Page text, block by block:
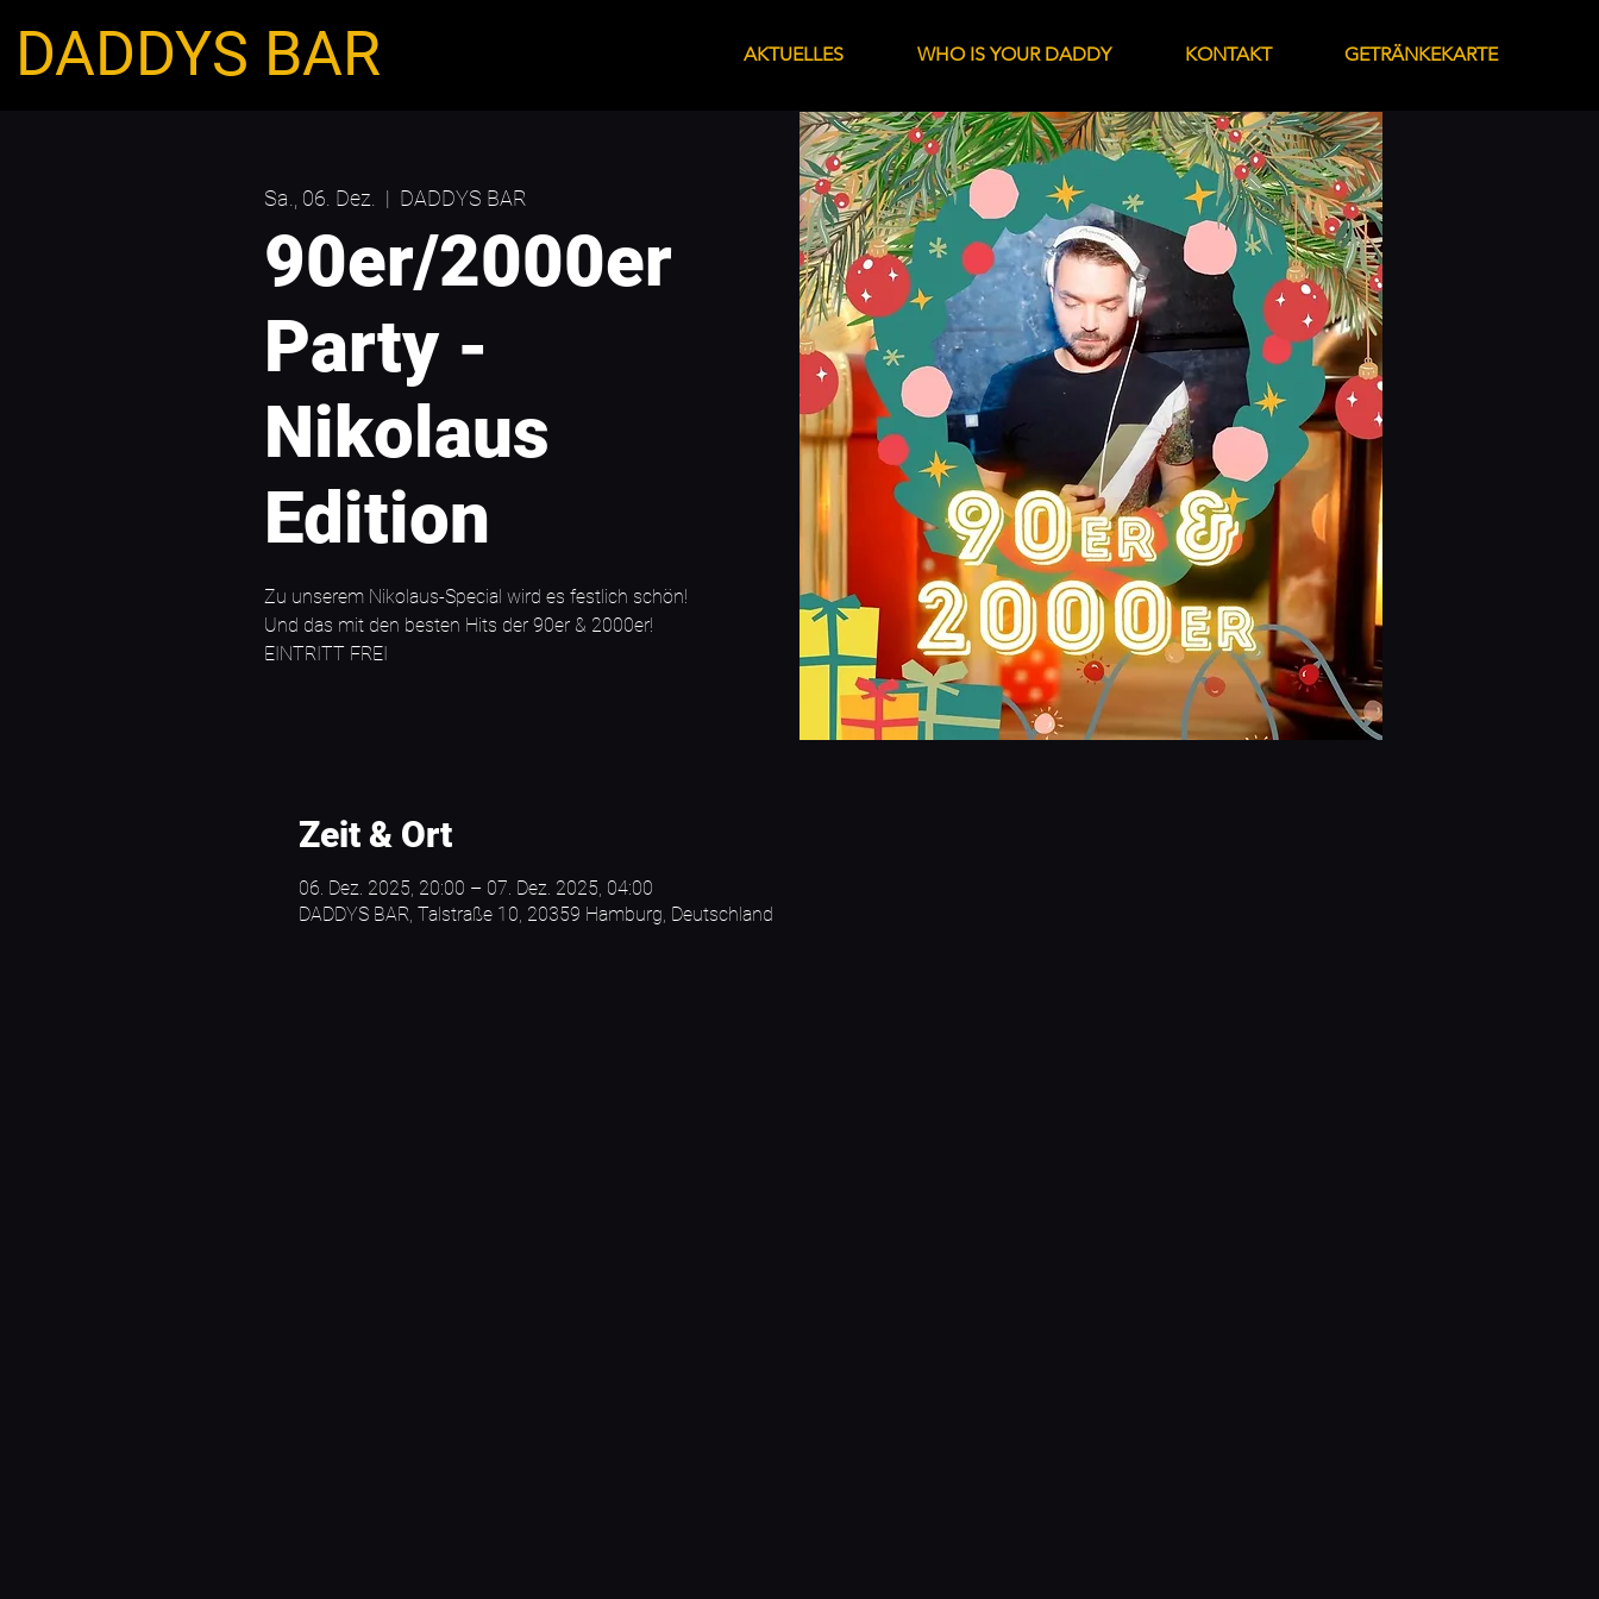
DADDYS BAR AKTUELLES WHO IS YOUR DADDY KONTAKT GETRÄNKEKARTE
Sa., 06. Dez.
  |
DADDYS BAR
90er/2000er
Party -
Nikolaus
Edition
Zu unserem Nikolaus-Special wird es festlich schön!
Und das mit den besten Hits der 90er & 2000er!
EINTRITT FREI
Zeit & Ort
06. Dez. 2025, 20:00 – 07. Dez. 2025, 04:00
DADDYS BAR, Talstraße 10, 20359 Hamburg, Deutschland